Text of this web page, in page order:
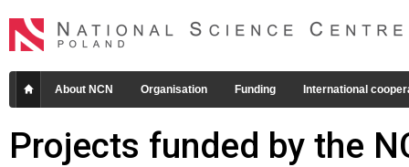
About NCN Organisation Funding International
Projects funded by the